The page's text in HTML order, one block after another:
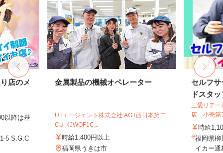
店のメ
以降は基
5 S.G.C
金属製品の機械オペレーター
UTエージェント株式会社 AGT西日本第二
CU《JWOF1C...
時給1,400円以上
福岡県うきは市
セルフ
ドスタッ
三愛リテ
店 小売第
時給
福岡県
イカー